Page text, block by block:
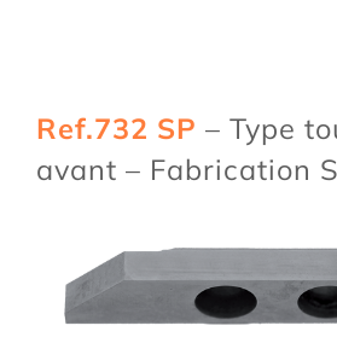
Ref.732 SP – Type
avant – Fabrication